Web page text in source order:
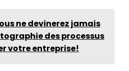
ne devinerez jamais
des processus
votre entreprise!